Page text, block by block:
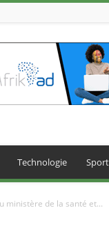
Technologie
ministère de la santé et...